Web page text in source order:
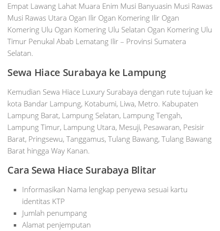
Empat Lawang Lahat Muara Enim Musi Banyuasin Musi Rawas
Musi Rawas Utara Ogan Ilir Ogan Komering Ilir Ogan
Komering Ulu Ogan Komering Ulu Selatan Ogan Komering Ulu
Timur Penukal Abab Lematang Ilir – Provinsi Sumatera
Selatan.
Sewa Hiace Surabaya ke Lampung
Kemudian Sewa Hiace Luxury Surabaya dengan rute tujuan ke
kota Bandar Lampung, Kotabumi, Liwa, Metro. Kabupaten
Lampung Barat, Lampung Selatan, Lampung Tengah,
Lampung Timur, Lampung Utara, Mesuji, Pesawaran, Pesisir
Barat, Pringsewu, Tanggamus, Tulang Bawang, Tulang Bawang
Barat hingga Way Kanan.
Cara Sewa Hiace Surabaya Blitar
Informasikan Nama lengkap penyewa sesuai kartu
identitas KTP
Jumlah penumpang
Alamat penjemputan